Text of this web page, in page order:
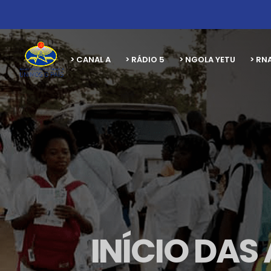
> CANAL A > RÁDIO 5 > NGOLA YETU >
INÍCIO DAS